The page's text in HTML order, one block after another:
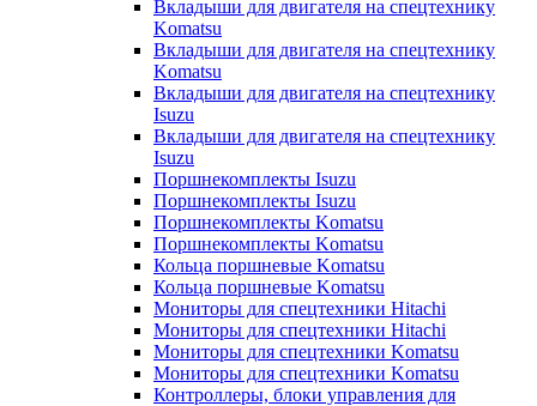
Вкладыши для двигателя на спецтехнику
Komatsu
Вкладыши для двигателя на спецтехнику
Komatsu
Вкладыши для двигателя на спецтехнику
Isuzu
Вкладыши для двигателя на спецтехнику
Isuzu
Поршнекомплекты Isuzu
Поршнекомплекты Isuzu
Поршнекомплекты Komatsu
Поршнекомплекты Komatsu
Кольца поршневые Komatsu
Кольца поршневые Komatsu
Мониторы для спецтехники Hitachi
Мониторы для спецтехники Hitachi
Мониторы для спецтехники Komatsu
Мониторы для спецтехники Komatsu
Контроллеры, блоки управления для